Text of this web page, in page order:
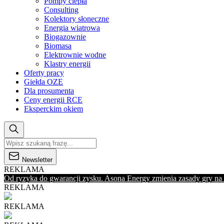
Consulting
Kolektory słoneczne
Energia wiatrowa
Biogazownie
Biomasa
Elektrownie wodne
Klastry energii
Oferty pracy
Giełda OZE
Dla prosumenta
Ceny energii RCE
Eksperckim okiem
Newsletter
REKLAMA
Od ryzyka do gwarancji zysku. Asona Energy zmienia zasady gry
REKLAMA
REKLAMA